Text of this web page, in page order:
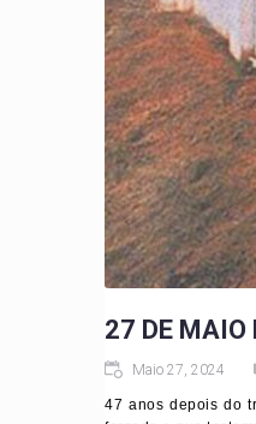
27 DE MAIO
Maio 27, 2024
47 anos depois do